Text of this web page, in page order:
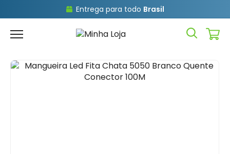
Entrega para todo Brasil